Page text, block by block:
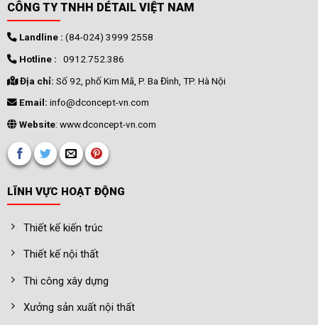
CÔNG TY TNHH DÉTAIL VIỆT NAM
Landline : (84-024) 3999 2558
Hotline : 0912.752.386
Địa chỉ: Số 92, phố Kim Mã, P. Ba Đình, TP. Hà Nội
Email: info@dconcept-vn.com
Website: www.dconcept-vn.com
LĨNH VỰC HOẠT ĐỘNG
Thiết kế kiến trúc
Thiết kế nội thất
Thi công xây dựng
Xưởng sản xuất nội thất